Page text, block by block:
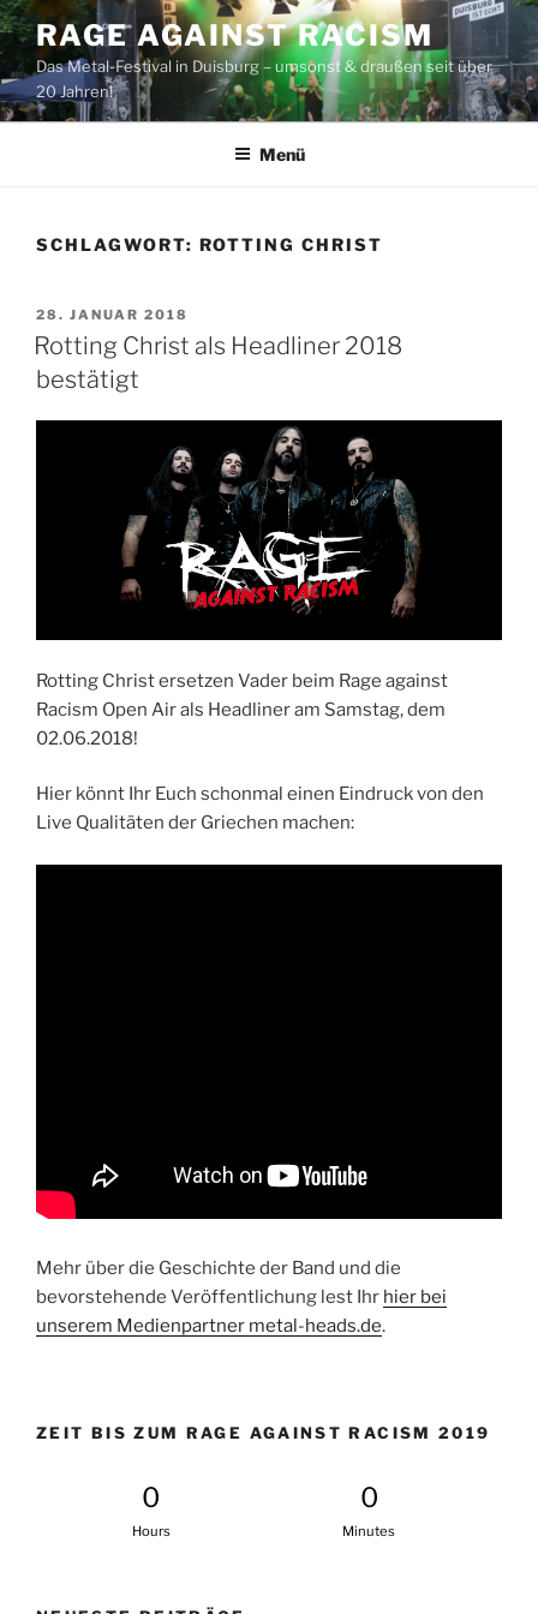
Zum
Inhalt
springen
RAGE AGAINST RACISM
Das Metal-Festival in Duisburg – umsonst & draußen seit über
20 Jahren!
Menü
SCHLAGWORT: ROTTING CHRIST
VERÖFFENTLICHT
AM
28. JANUAR 2018
Rotting Christ als Headliner 2018
bestätigt
Rotting Christ ersetzen Vader beim Rage against
Racism Open Air als Headliner am Samstag, dem
02.06.2018!
Hier könnt Ihr Euch schonmal einen Eindruck von den
Live Qualitäten der Griechen machen:
Mehr über die Geschichte der Band und die
bevorstehende Veröffentlichung lest Ihr hier bei
unserem Medienpartner metal-heads.de.
ZEIT BIS ZUM RAGE AGAINST RACISM 2019
0
Hours
0
Minutes